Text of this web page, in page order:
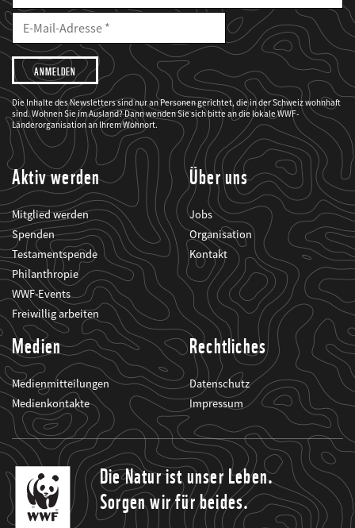
E-
Mailadresse
E-
Adresse
Ich
möchte,
dass
der
WWF
mich
über
seine
Projekte
informiert.
Die Inhalte des Newsletters sind nur an Personen gerichtet, die in der Schweiz wohnhaft
sind. Wohnen Sie im Ausland? Dann wenden Sie sich bitte an die lokale WWF-
Länderorganisation an Ihrem Wohnort.
Aktiv werden
Mitglied werden
Spenden
Testamentspende
Philanthropie
WWF-Events
Freiwillig arbeiten
Über uns
Jobs
Organisation
Kontakt
Medien
Medienmitteilungen
Medienkontakte
Rechtliches
Datenschutz
Impressum
Die Natur ist unser Leben.
Sorgen wir für beides.